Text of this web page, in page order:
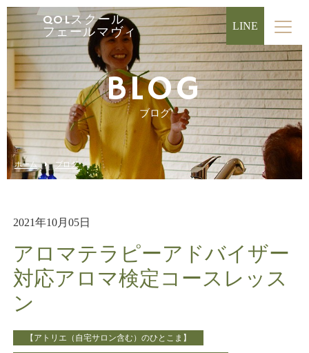
QOLスクール
フェールマヴィ
LINE
BLOG
ブログ
ホーム ブログ
2021年10月05日
アロマテラピーアドバイザー
対応アロマ検定コースレッス
ン
【アトリエ（自宅サロン含む）のひとこま】